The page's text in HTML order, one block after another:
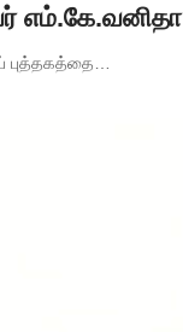
எம்.கே.வனிதா
புத்தகத்தை…